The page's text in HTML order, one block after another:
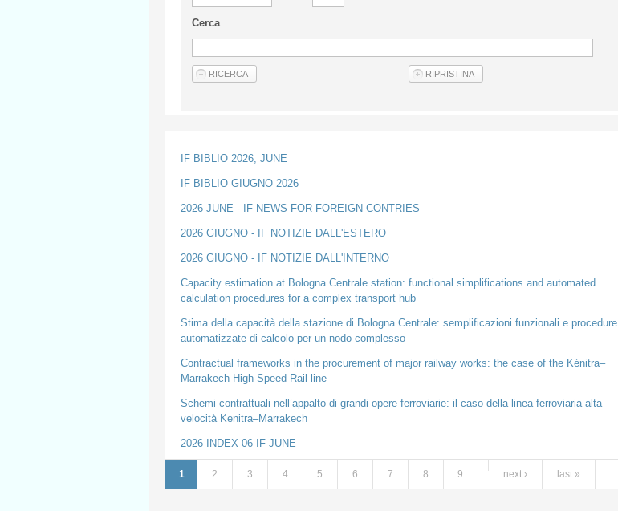
Cerca
IF BIBLIO 2026, JUNE
IF BIBLIO GIUGNO 2026
2026 JUNE - IF NEWS FOR FOREIGN CONTRIES
2026 GIUGNO - IF NOTIZIE DALL'ESTERO
2026 GIUGNO - IF NOTIZIE DALL'INTERNO
Capacity estimation at Bologna Centrale station: functional simplifications and automated
calculation procedures for a complex transport hub
Stima della capacità della stazione di Bologna Centrale: semplificazioni funzionali e procedure
automatizzate di calcolo per un nodo complesso
Contractual frameworks in the procurement of major railway works: the case of the Kénitra–
Marrakech High-Speed Rail line
Schemi contrattuali nell’appalto di grandi opere ferroviarie: il caso della linea ferroviaria alta
velocità Kenitra–Marrakech
2026 INDEX 06 IF JUNE
Pages
1 2 3 4 5 6 7 8 9
next ›
last »